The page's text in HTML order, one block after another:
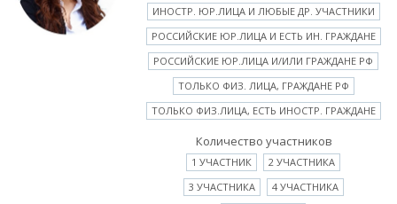
ИНОСТР. ЮР.ЛИЦА И ЛЮБЫЕ ДР. УЧАСТНИКИ
РОССИЙСКИЕ ЮР.ЛИЦА И ЕСТЬ ИН. ГРАЖДАНЕ
РОССИЙСКИЕ ЮР.ЛИЦА И/ИЛИ ГРАЖДАНЕ РФ
ТОЛЬКО ФИЗ. ЛИЦА, ГРАЖДАНЕ РФ
ТОЛЬКО ФИЗ.ЛИЦА, ЕСТЬ ИНОСТР. ГРАЖДАНЕ
Количество участников
1 УЧАСТНИК
2 УЧАСТНИКА
3 УЧАСТНИКА
4 УЧАСТНИКА